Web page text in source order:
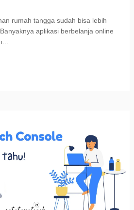
rumah tangga sudah bisa lebih
aplikasi berbelanja online